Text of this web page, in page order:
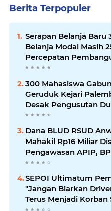
Berita Terpopuler
Serapan Belanja Baru
Belanja Modal Masih
Percepatan
PALI Dipertanyakan
300 Mahasiswa
Geruduk Kejari
Desak Pengusutan
Korupsi Tanpa Tebang
Dana BLUD RSUD
Mahakil Rp16 Miliar
Pengawasan APIP,
BPK Harus Bergerak
SEPOI Ultimatum
"Jangan Biarkan
Terus Menjadi Korban